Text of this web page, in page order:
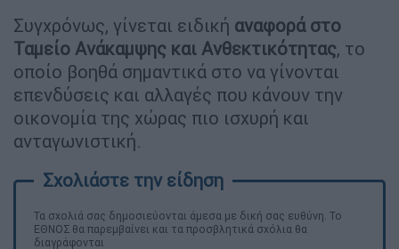
Συγχρόνως, γίνεται ειδική αναφορά στο
Ταμείο Ανάκαμψης και Ανθεκτικότητας, το
οποίο βοηθά σημαντικά στο να γίνονται
επενδύσεις και αλλαγές που κάνουν την
οικονομία της χώρας πιο ισχυρή και
ανταγωνιστική.
Τα σχολιά σας δημοσιεύονται άμεσα με δική σας ευθύνη. Το
ΕΘΝΟΣ θα παρεμβαίνει και τα προσβλητικά σχόλια θα
διαγράφονται